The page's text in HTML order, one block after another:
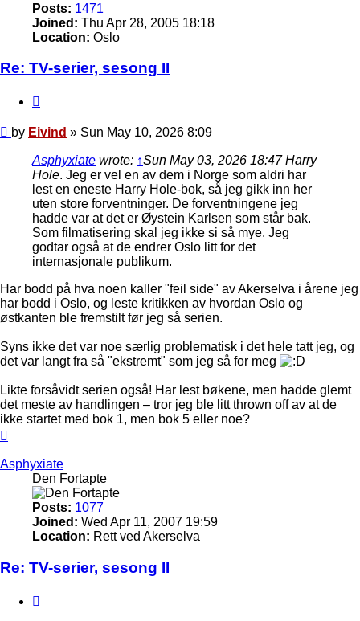
Posts: 1471
Joined: Thu Apr 28, 2005 18:18
Location: Oslo
Re: TV-serier, sesong II
Post
by Eivind » Sun May 10, 2026 8:09
Asphyxiate wrote: ↑Sun May 03, 2026 18:47 Harry
Hole. Jeg er vel en av dem i Norge som aldri har
lest en eneste Harry Hole-bok, så jeg gikk inn her
uten store forventninger. De forventningene jeg
hadde var at det er Øystein Karlsen som står bak.
Som filmatisering skal jeg ikke si så mye. Jeg
godtar også at de endrer Oslo litt for det
internasjonale publikum.
Har bodd på hva noen kaller "feil side" av Akerselva i årene jeg
har bodd i Oslo, og leste kritikken av hvordan Oslo og
østkanten ble fremstilt før jeg så serien.
Syns ikke det var noe særlig problematisk i det hele tatt jeg, og
det var langt fra så "ekstremt" som jeg så for meg
Likte forsåvidt serien også! Har lest bøkene, men hadde glemt
det meste av handlingen – tror jeg ble litt thrown off av at de
ikke startet med bok 1, men bok 5 eller noe?
Asphyxiate
Den Fortapte
Posts: 1077
Joined: Wed Apr 11, 2007 19:59
Location: Rett ved Akerselva
Re: TV-serier, sesong II